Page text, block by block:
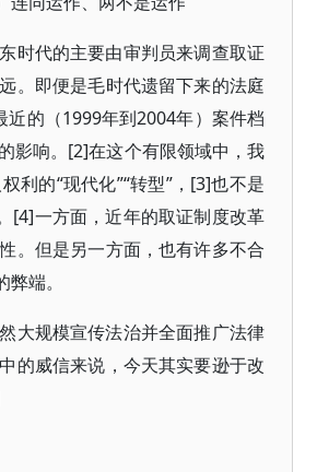
时代的主要由审判员来调查取证
。即便是毛时代遗留下来的法庭
的（1999年到2004年）案件档
影响。[2]在这个有限领域中，我
利的“现代化”“转型”，[3]也不是
[4]一方面，近年的取证制度改革
。但是另一方面，也有许多不合
端。
大规模宣传法治并全面推广法律
的威信来说，今天其实要逊于改